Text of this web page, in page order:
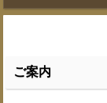
ご案内